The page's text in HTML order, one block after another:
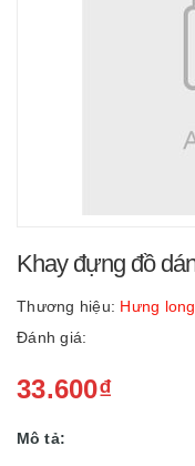
Khay đựng đồ
Thương hiệu: Hưng long
Đánh giá:
33.600₫
Mô tả: